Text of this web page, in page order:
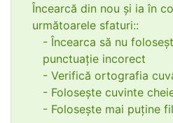
Încearcă din nou și ia în
următoarele sfaturi::
- Încearca să nu
punctuație incorect
- Verifică ortografia
- Folosește cuvinte
- Folosește mai puține